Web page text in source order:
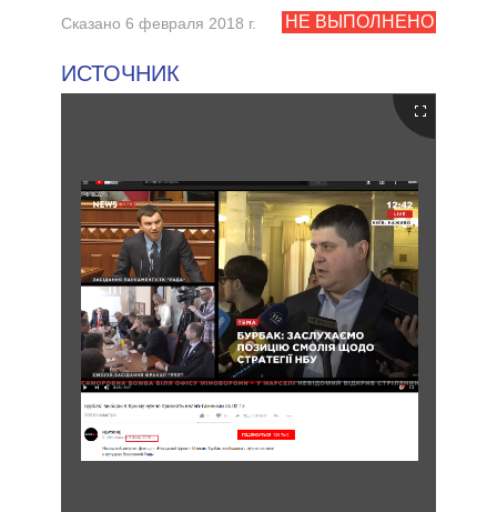
НЕ ВЫПОЛНЕНО
Сказано 6 февраля 2018 г.
ИСТОЧНИК